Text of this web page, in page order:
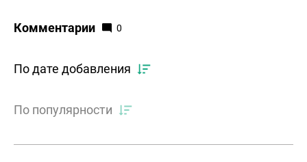
Комментарии 0
По дате добавления
По популярности